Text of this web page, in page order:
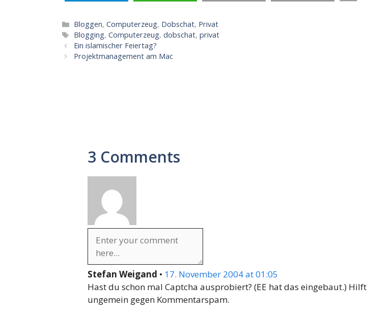
Kategorien
Bloggen,Computerzeug, Dobschat, Privat
Schlagwörter
Blogging,Computerzeug,dobschat,privat
Ein islamischer Feiertag?
Projektmanagement am Mac
3 Comments
Stefan Weigand • 17. November 2004 at 01:05
Hast du schon mal Captcha ausprobiert? (EE hat das eingebaut.) Hilft
ungemein gegen Kommentarspam.